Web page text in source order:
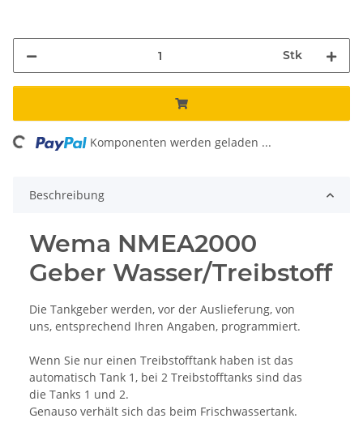
Stk
Komponenten werden geladen ...
Beschreibung
Wema NMEA2000
Geber Wasser/Treibstoff
Die Tankgeber werden, vor der Auslieferung, von
uns, entsprechend Ihren Angaben, programmiert.
Wenn Sie nur einen Treibstofftank haben ist das
automatisch Tank 1, bei 2 Treibstofftanks sind das
die Tanks 1 und 2.
Genauso verhält sich das beim Frischwassertank.